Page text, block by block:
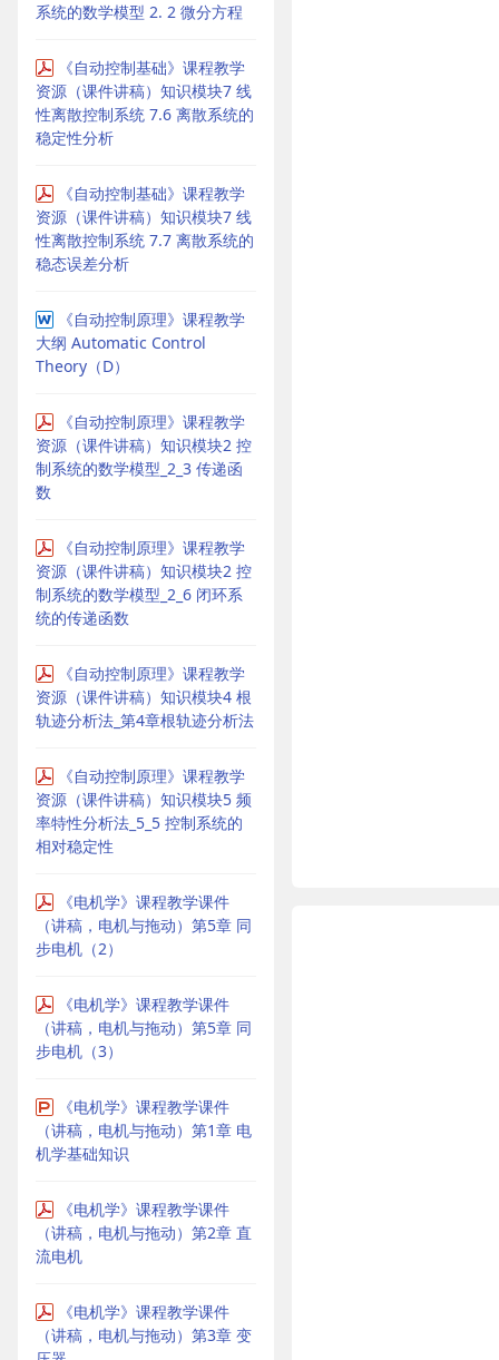
系统的数学模型 2. 2 微分方程
《自动控制基础》课程教学
资源（课件讲稿）知识模块7 线
性离散控制系统 7.6 离散系统的
稳定性分析
《自动控制基础》课程教学
资源（课件讲稿）知识模块7 线
性离散控制系统 7.7 离散系统的
稳态误差分析
《自动控制原理》课程教学
大纲 Automatic Control
Theory（D）
《自动控制原理》课程教学
资源（课件讲稿）知识模块2 控
制系统的数学模型_2_3 传递函
数
《自动控制原理》课程教学
资源（课件讲稿）知识模块2 控
制系统的数学模型_2_6 闭环系
统的传递函数
《自动控制原理》课程教学
资源（课件讲稿）知识模块4 根
轨迹分析法_第4章根轨迹分析法
《自动控制原理》课程教学
资源（课件讲稿）知识模块5 频
率特性分析法_5_5 控制系统的
相对稳定性
《电机学》课程教学课件
（讲稿，电机与拖动）第5章 同
步电机（2）
《电机学》课程教学课件
（讲稿，电机与拖动）第5章 同
步电机（3）
《电机学》课程教学课件
（讲稿，电机与拖动）第1章 电
机学基础知识
《电机学》课程教学课件
（讲稿，电机与拖动）第2章 直
流电机
《电机学》课程教学课件
（讲稿，电机与拖动）第3章 变